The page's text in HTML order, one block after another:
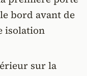
bord avant de
isolation
sur la